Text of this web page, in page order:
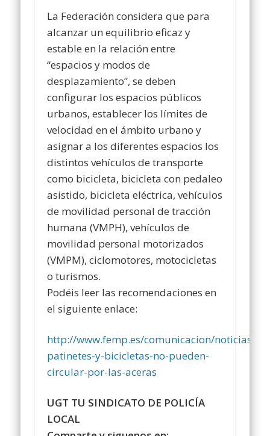
La Federación considera que para
alcanzar un equilibrio eficaz y
estable en la relación entre
“espacios y modos de
desplazamiento”, se deben
configurar los espacios públicos
urbanos, establecer los límites de
velocidad en el ámbito urbano y
asignar a los diferentes espacios los
distintos vehículos de transporte
como bicicleta, bicicleta con pedaleo
asistido, bicicleta eléctrica, vehículos
de movilidad personal de tracción
humana (VMPH), vehículos de
movilidad personal motorizados
(VMPM), ciclomotores, motocicletas
o turismos.
Podéis leer las recomendaciones en
el siguiente enlace:
http://www.femp.es/comunicacion/noticias/
patinetes-y-bicicletas-no-pueden-
circular-por-las-aceras
UGT TU SINDICATO DE POLICÍA
LOCAL